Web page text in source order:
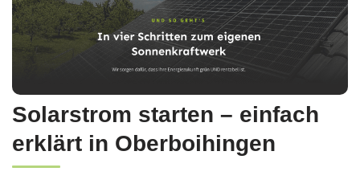
Solarstrom starten – einfach
erklärt in Oberboihingen